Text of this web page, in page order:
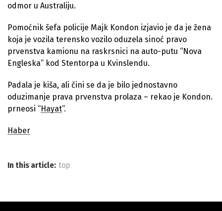
odmor u Australiju.
Pomoćnik šefa policije Majk Kondon izjavio je da je žena
koja je vozila terensko vozilo oduzela sinoć pravo
prvenstva kamionu na raskrsnici na auto-putu “Nova
Engleska” kod Stentorpa u Kvinslendu.
Padala je kiša, ali čini se da je bilo jednostavno
oduzimanje prava prvenstva prolaza – rekao je Kondon.
prneosi “Hayat“.
Haber
In this article: top